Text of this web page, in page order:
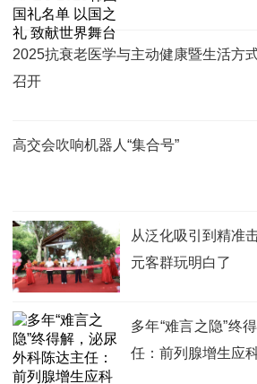
2025抗衰老医学与主动健康暨生活方
召开
高交会吹响机器人“集合号”
从泛化吸引到精准
元客群玩明白了
多年“难言之隐”终
任：前列腺增生应